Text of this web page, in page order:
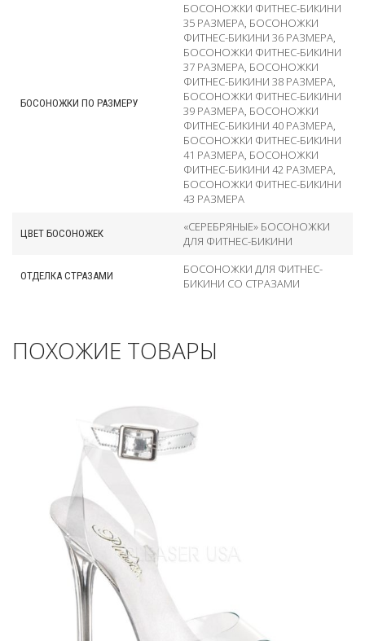
БОСОНОЖКИ ПО РАЗМЕРУ
БОСОНОЖКИ ФИТНЕС-БИКИНИ
35 РАЗМЕРА, БОСОНОЖКИ
ФИТНЕС-БИКИНИ 36 РАЗМЕРА,
БОСОНОЖКИ ФИТНЕС-БИКИНИ
37 РАЗМЕРА, БОСОНОЖКИ
ФИТНЕС-БИКИНИ 38 РАЗМЕРА,
БОСОНОЖКИ ФИТНЕС-БИКИНИ
39 РАЗМЕРА, БОСОНОЖКИ
ФИТНЕС-БИКИНИ 40 РАЗМЕРА,
БОСОНОЖКИ ФИТНЕС-БИКИНИ
41 РАЗМЕРА, БОСОНОЖКИ
ФИТНЕС-БИКИНИ 42 РАЗМЕРА,
БОСОНОЖКИ ФИТНЕС-БИКИНИ
43 РАЗМЕРА
ЦВЕТ БОСОНОЖЕК
«СЕРЕБРЯНЫЕ» БОСОНОЖКИ
ДЛЯ ФИТНЕС-БИКИНИ
ОТДЕЛКА СТРАЗАМИ
БОСОНОЖКИ ДЛЯ ФИТНЕС-
БИКИНИ СО СТРАЗАМИ
ПОХОЖИЕ ТОВАРЫ